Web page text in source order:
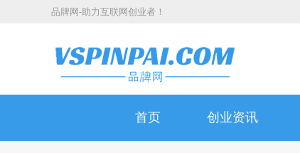
品牌网-助力互联网创业者！
首页 创业资讯